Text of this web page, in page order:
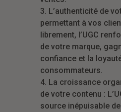
3. L’authenticité de
permettant à vos
librement, l’UGC
de votre marque,
confiance et la
consommateurs.
4. La croissance
de votre contenu :
source inépuisable